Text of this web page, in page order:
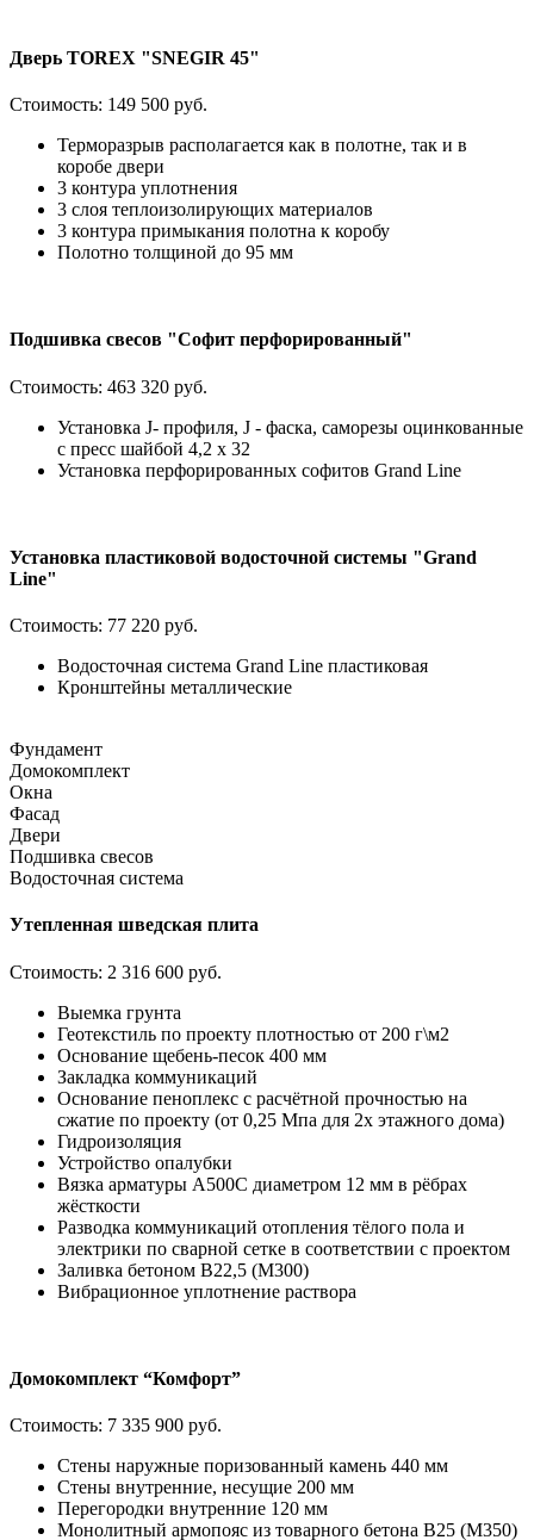
Дверь TOREX "SNEGIR 45"
Стоимость: 149 500 руб.
Терморазрыв располагается как в полотне, так и в
коробе двери
3 контура уплотнения
3 слоя теплоизолирующих материалов
3 контура примыкания полотна к коробу
Полотно толщиной до 95 мм
Подшивка свесов "Софит перфорированный"
Стоимость: 463 320 руб.
Установка J- профиля, J - фаска, саморезы оцинкованные
с пресс шайбой 4,2 х 32
Установка перфорированных софитов Grand Line
Установка пластиковой водосточной системы "Grand
Line"
Стоимость: 77 220 руб.
Водосточная система Grand Line пластиковая
Кронштейны металлические
Фундамент
Домокомплект
Окна
Фасад
Двери
Подшивка свесов
Водосточная система
Утепленная шведская плита
Стоимость: 2 316 600 руб.
Выемка грунта
Геотекстиль по проекту плотностью от 200 г\м2
Основание щебень-песок 400 мм
Закладка коммуникаций
Основание пеноплекс с расчётной прочностью на
сжатие по проекту (от 0,25 Мпа для 2х этажного дома)
Гидроизоляция
Устройство опалубки
Вязка арматуры А500С диаметром 12 мм в рёбрах
жёсткости
Разводка коммуникаций отопления тёлого пола и
электрики по сварной сетке в соответствии с проектом
Заливка бетоном В22,5 (М300)
Вибрационное уплотнение раствора
Домокомплект “Комфорт”
Стоимость: 7 335 900 руб.
Стены наружные поризованный камень 440 мм
Стены внутренние, несущие 200 мм
Перегородки внутренние 120 мм
Монолитный армопояс из товарного бетона В25 (М350)